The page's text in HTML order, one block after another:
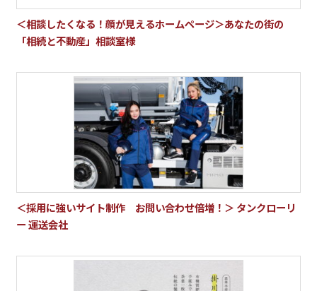
＜相談したくなる！顔が見えるホームページ＞あなたの街の
「相続と不動産」相談室様
＜採用に強いサイト制作 お問い合わせ倍増！＞ タンクローリ
ー 運送会社